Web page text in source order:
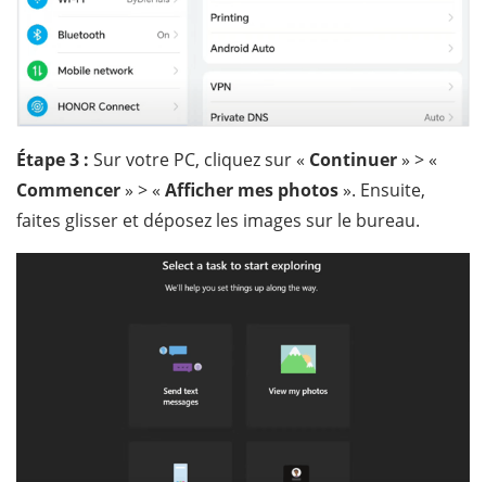
Étape 3 : Sur votre PC, cliquez sur « Continuer» > «
Commencer» > « Afficher mes photos». Ensuite,
faites glisser et déposez les images sur le bureau.